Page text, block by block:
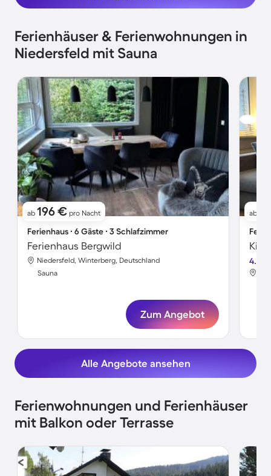
Ferienhäuser & Ferienwohnungen in
Niedersfeld mit Sauna
ab 196 € pro Nacht
Ferienhaus ∙ 6 Gäste ∙ 3 Schlafzimmer
Ferienhaus Bergwild
Niedersfeld, Winterberg, Deutschland
Sauna
Zum Angebot
ab
4.7
Alle Angebote ansehen
Ferienwohnungen und Ferienhäuser
mit Balkon oder Terrasse